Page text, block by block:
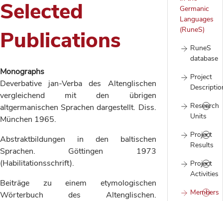
Germanic
Languages
(RuneS)
RuneS
database
Project
Research
Units
Project
Results
Project
Activities
Members
Selected
Publications
Monographs
Deverbative jan-Verba des Altenglischen
vergleichend mit den übrigen
altgermanischen Sprachen dargestellt. Diss.
München 1965.
Abstraktbildungen in den baltischen
Sprachen. Göttingen 1973
(Habilitationsschrift).
Beiträge zu einem etymologischen
Wörterbuch des Altenglischen.